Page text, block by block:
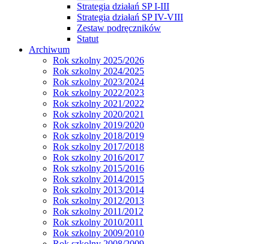
Strategia działań SP I-III
Strategia działań SP IV-VIII
Zestaw podręczników
Statut
Archiwum
Rok szkolny 2025/2026
Rok szkolny 2024/2025
Rok szkolny 2023/2024
Rok szkolny 2022/2023
Rok szkolny 2021/2022
Rok szkolny 2020/2021
Rok szkolny 2019/2020
Rok szkolny 2018/2019
Rok szkolny 2017/2018
Rok szkolny 2016/2017
Rok szkolny 2015/2016
Rok szkolny 2014/2015
Rok szkolny 2013/2014
Rok szkolny 2012/2013
Rok szkolny 2011/2012
Rok szkolny 2010/2011
Rok szkolny 2009/2010